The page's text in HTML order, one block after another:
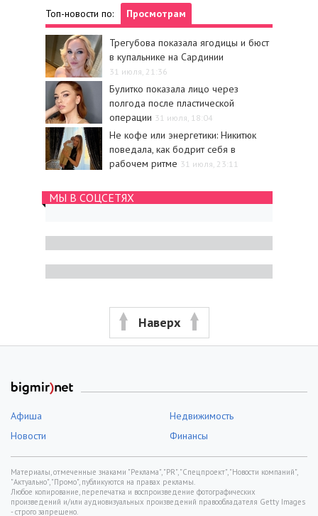
Топ-новости по: Просмотрам
Трегубова показала ягодицы и бюст
в купальнике на Сардинии
31 июля, 21:36
Булитко показала лицо через
полгода после пластической
операции 31 июля, 18:04
Не кофе или энергетики: Никитюк
поведала, как бодрит себя в
рабочем ритме 31 июля, 23:11
МЫ В СОЦСЕТЯХ
Наверх
Афиша
Недвижимость
Новости
Финансы
Материалы, отмеченные знаками "Реклама", "PR", "Спецпроект", "Новости компаний",
"Актуально", "Промо", публикуются на правах рекламы.
Любое копирование, перепечатка и воспроизведение фотографических
произведений и/или аудиовизуальных произведений правообладателя Getty Images
- строго запрещено.